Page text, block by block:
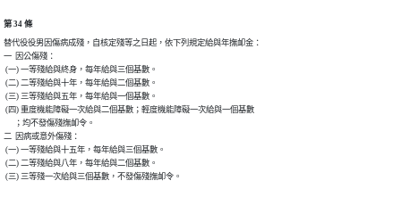
第 34 條
替代役役男因傷病成殘，自核定殘等之日起，依下列規定給與年撫卹金：
一  因公傷殘：
(一) 一等殘給與終身，每年給與三個基數。
(二) 二等殘給與十年，每年給與二個基數。
(三) 三等殘給與五年，每年給與一個基數。
(四) 重度機能障礙一次給與二個基數；輕度機能障礙一次給與一個基數
      ；均不發傷殘撫卹令。
二  因病或意外傷殘：
(一) 一等殘給與十五年，每年給與三個基數。
(二) 二等殘給與八年，每年給與二個基數。
(三) 三等殘一次給與三個基數，不發傷殘撫卹令。